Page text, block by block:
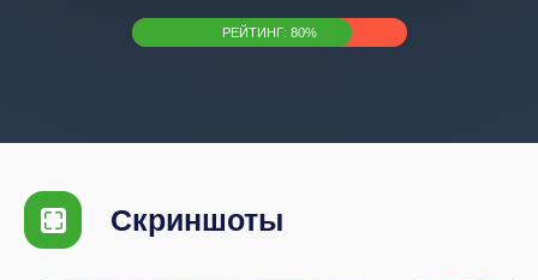
РЕЙТИНГ: 80%
Скриншоты